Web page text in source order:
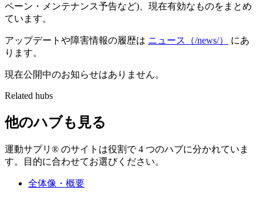
ペーン・メンテナンス予告など)、現在有効なものをまとめ
ています。
アップデートや障害情報の履歴は ニュース（/news/）
にあ
ります。
現在公開中のお知らせはありません。
Related hubs
他のハブも見る
運動サプリ® のサイトは役割で 4 つのハブに分かれていま
す。目的に合わせてお選びください。
全体像・概要